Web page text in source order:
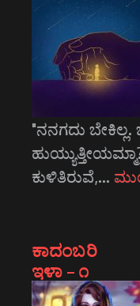
"ನನಗದು
ಕುಳಿತಿರುವೆ,…
ಕಾದಂಬರಿ
ಇಳಾ – ೧